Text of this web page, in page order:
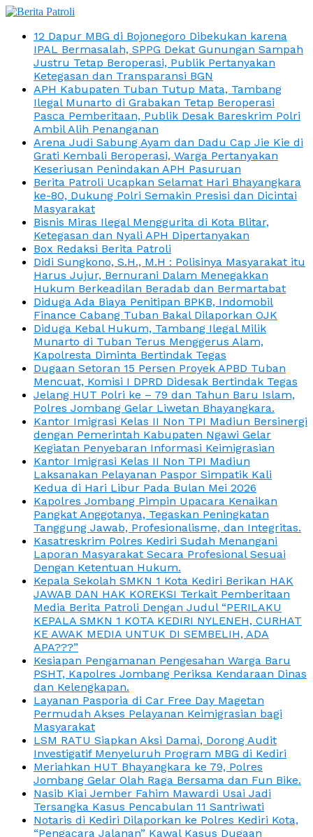
12 Dapur MBG di Bojonegoro Dibekukan karena
IPAL Bermasalah, SPPG Dekat Gunungan Sampah
Justru Tetap Beroperasi, Publik Pertanyakan
Ketegasan dan Transparansi BGN
APH Kabupaten Tuban Tutup Mata, Tambang
Ilegal Munarto di Grabakan Tetap Beroperasi
Pasca Pemberitaan, Publik Desak Bareskrim Polri
Ambil Alih Penanganan
Arena Judi Sabung Ayam dan Dadu Cap Jie Kie di
Grati Kembali Beroperasi, Warga Pertanyakan
Keseriusan Penindakan APH Pasuruan
Berita Patroli Ucapkan Selamat Hari Bhayangkara
ke-80, Dukung Polri Semakin Presisi dan Dicintai
Masyarakat
Bisnis Miras Ilegal Menggurita di Kota Blitar,
Ketegasan dan Nyali APH Dipertanyakan
Box Redaksi Berita Patroli
Didi Sungkono, S.H., M.H : Polisinya Masyarakat itu
Harus Jujur, Bernurani Dalam Menegakkan
Hukum Berkeadilan Beradab dan Bermartabat
Diduga Ada Biaya Penitipan BPKB, Indomobil
Finance Cabang Tuban Bakal Dilaporkan OJK
Diduga Kebal Hukum, Tambang Ilegal Milik
Munarto di Tuban Terus Menggerus Alam,
Kapolresta Diminta Bertindak Tegas
Dugaan Setoran 15 Persen Proyek APBD Tuban
Mencuat, Komisi I DPRD Didesak Bertindak Tegas
Jelang HUT Polri ke – 79 dan Tahun Baru Islam,
Polres Jombang Gelar Liwetan Bhayangkara.
Kantor Imigrasi Kelas II Non TPI Madiun Bersinergi
dengan Pemerintah Kabupaten Ngawi Gelar
Kegiatan Penyebaran Informasi Keimigrasian
Kantor Imigrasi Kelas II Non TPI Madiun
Laksanakan Pelayanan Paspor Simpatik Kali
Kedua di Hari Libur Pada Bulan Mei 2026
Kapolres Jombang Pimpin Upacara Kenaikan
Pangkat Anggotanya, Tegaskan Peningkatan
Tanggung Jawab, Profesionalisme, dan Integritas.
Kasatreskrim Polres Kediri Sudah Menangani
Laporan Masyarakat Secara Profesional Sesuai
Dengan Ketentuan Hukum.
Kepala Sekolah SMKN 1 Kota Kediri Berikan HAK
JAWAB DAN HAK KOREKSI Terkait Pemberitaan
Media Berita Patroli Dengan Judul “PERILAKU
KEPALA SMKN 1 KOTA KEDIRI NYLENEH, CURHAT
KE AWAK MEDIA UNTUK DI SEMBELIH, ADA
APA???”
Kesiapan Pengamanan Pengesahan Warga Baru
PSHT, Kapolres Jombang Periksa Kendaraan Dinas
dan Kelengkapan.
Layanan Pasporia di Car Free Day Magetan
Permudah Akses Pelayanan Keimigrasian bagi
Masyarakat
LSM RATU Siapkan Aksi Damai, Dorong Audit
Investigatif Menyeluruh Program MBG di Kediri
Meriahkan HUT Bhayangkara ke 79, Polres
Jombang Gelar Olah Raga Bersama dan Fun Bike.
Nasib Kiai Jember Fahim Mawardi Usai Jadi
Tersangka Kasus Pencabulan 11 Santriwati
Notaris di Kediri Dilaporkan ke Polres Kediri Kota,
“Pengacara Jalanan” Kawal Kasus Dugaan